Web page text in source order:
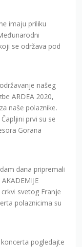
imaju priliku
se održava pod
našeg
ARDEA 2020,
naše polaznike.
prvi su se
Gorana
dana pripremali
svetog Franje
polaznicima su
pogledajte